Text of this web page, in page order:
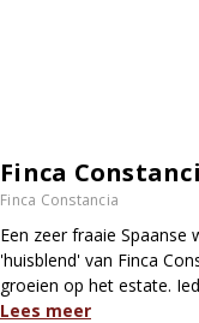
Finca
Finca Constancia
Een zeer fraaie
'huisblend' van Finca
groeien op het estate.
Lees meer